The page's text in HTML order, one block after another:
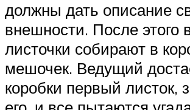
должны дать описание
внешности. После этого
листочки собирают в
мешочек. Ведущий
коробки первый листок,